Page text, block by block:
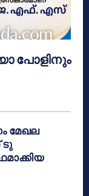
പോളിനും
മേഖല
ടു